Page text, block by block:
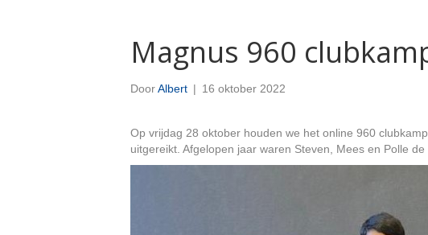
Magnus 960
DoorAlbert | 16 oktober 2022
Op vrijdag 28 oktober houden we het online 960
uitgereikt. Afgelopen jaar waren Steven, Mees en Polle